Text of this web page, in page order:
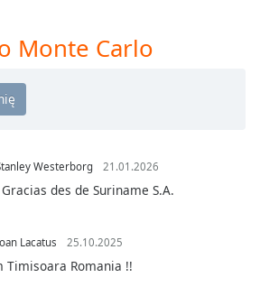
Monte Carlo
Westerborg 21.01.2026
des de Suriname S.A.
Lacatus 25.10.2025
Timisoara Romania !!